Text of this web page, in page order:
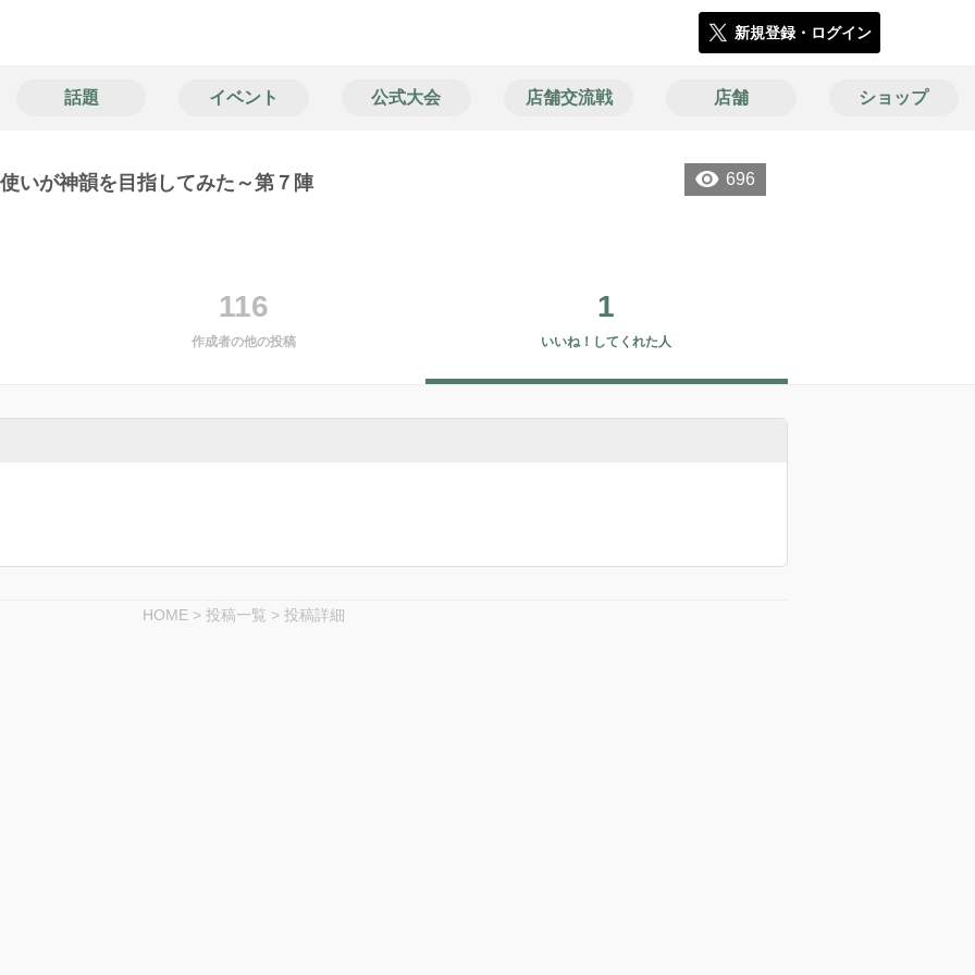
新規登録・ログイン
話題 イベント 公式大会 店舗交流戦 店舗 ショップ
696
いが神韻を目指してみた～第７陣
116
作成者の他の投稿
1
いいね！してくれた人
HOME > 投稿一覧 > 投稿詳細